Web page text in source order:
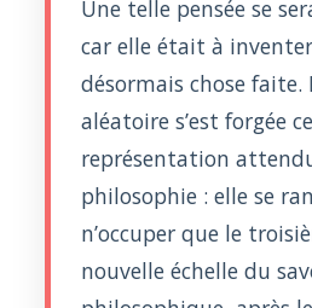
Une telle pensée se
car elle était à
désormais chose faite.
aléatoire s’est forgée
représentation
philosophie : elle se
n’occuper que le
nouvelle échelle du